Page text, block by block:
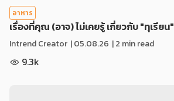
อาหาร
เรื่องที่คุณ (อาจ) ไม่เคยรู้ เกี่ยวกับ "ทุเรียน"
Intrend Creator |05.08.26 | 2 min read
9.3k